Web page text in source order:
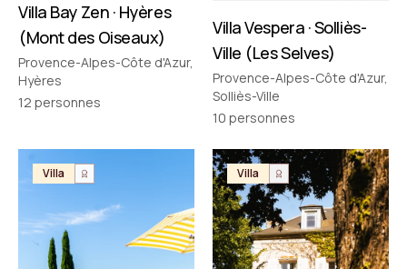
Villa Bay Zen · Hyères
(Mont des Oiseaux)
Provence-Alpes-Côte d'Azur,
Hyères
12 personnes
Villa Vespera · Solliès-
Ville (Les Selves)
Provence-Alpes-Côte d'Azur,
Solliès-Ville
10 personnes
Villa Villa